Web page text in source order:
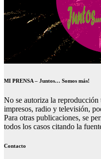
MI PRENSA – Juntos… Somos más!
No se autoriza la
impresos, radio y televisión,
Para otras publicaciones, se
todos los casos citando la
Contacto